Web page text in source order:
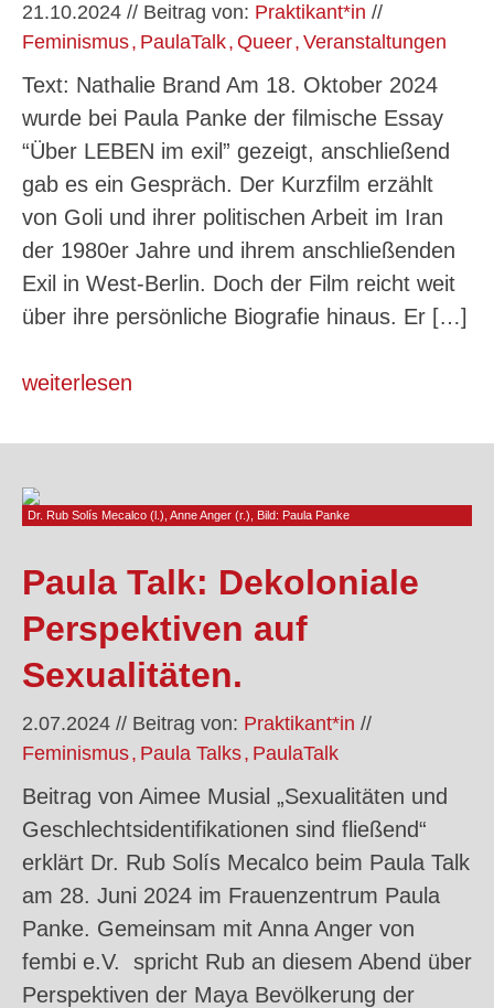
21.10.2024 // Beitrag von: Praktikant*in //
Feminismus PaulaTalk Queer Veranstaltungen
Text: Nathalie Brand Am 18. Oktober 2024
wurde bei Paula Panke der filmische Essay
“Über LEBEN im exil” gezeigt, anschließend
gab es ein Gespräch. Der Kurzfilm erzählt
von Goli und ihrer politischen Arbeit im Iran
der 1980er Jahre und ihrem anschließenden
Exil in West-Berlin. Doch der Film reicht weit
über ihre persönliche Biografie hinaus. Er […]
weiterlesen
Dr. Rub Solís Mecalco (l.), Anne Anger (r.), Bild: Paula Panke
Paula Talk: Dekoloniale
Perspektiven auf
Sexualitäten.
2.07.2024 // Beitrag von: Praktikant*in //
Feminismus Paula Talks PaulaTalk
Beitrag von Aimee Musial „Sexualitäten und
Geschlechtsidentifikationen sind fließend“
erklärt Dr. Rub Solís Mecalco beim Paula Talk
am 28. Juni 2024 im Frauenzentrum Paula
Panke. Gemeinsam mit Anna Anger von
fembi e.V. spricht Rub an diesem Abend über
Perspektiven der Maya Bevölkerung der